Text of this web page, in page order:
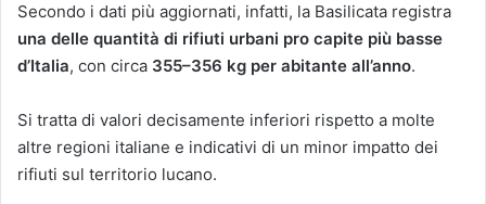
Secondo i dati più aggiornati, infatti, la Basilicata registra
una delle quantità di rifiuti urbani pro capite più basse
d’Italia, con circa 355–356 kg per abitante all’anno.
Si tratta di valori decisamente inferiori rispetto a molte
altre regioni italiane e indicativi di un minor impatto dei
rifiuti sul territorio lucano.